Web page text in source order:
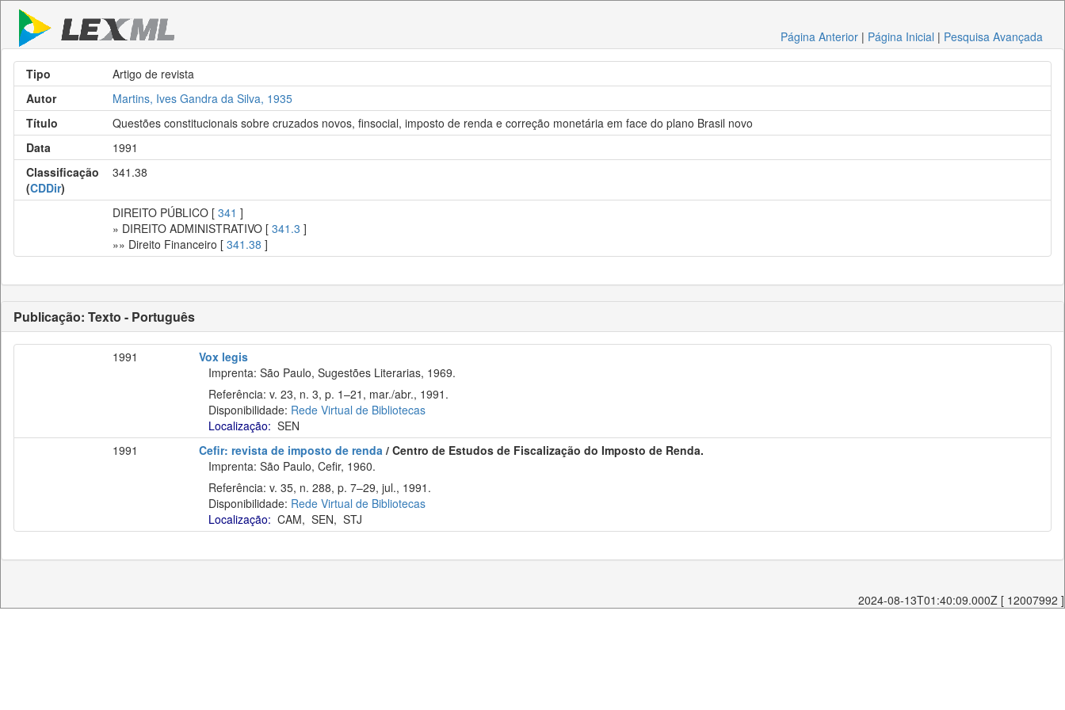
Página Anterior | Página Inicial | Pesquisa Avançada
Tipo
Artigo de revista
Autor
Martins, Ives Gandra da Silva, 1935
Título
Questões constitucionais sobre cruzados novos, finsocial, imposto de renda e correção monetária em face do plano Brasil novo
Data
1991
Classificação
(CDDir)
341.38
DIREITO PÚBLICO [ 341 ]
» DIREITO ADMINISTRATIVO [ 341.3 ]
»» Direito Financeiro [ 341.38 ]
Publicação: Texto - Português
1991
Vox legis
Imprenta: São Paulo, Sugestões Literarias, 1969.
Referência: v. 23, n. 3, p. 1–21, mar./abr., 1991.
Disponibilidade: Rede Virtual de Bibliotecas
Localização: SEN
1991
Cefir: revista de imposto de renda / Centro de Estudos de Fiscalização do Imposto de Renda.
Imprenta: São Paulo, Cefir, 1960.
Referência: v. 35, n. 288, p. 7–29, jul., 1991.
Disponibilidade: Rede Virtual de Bibliotecas
Localização: CAM, SEN, STJ
2024-08-13T01:40:09.000Z [ 12007992 ]